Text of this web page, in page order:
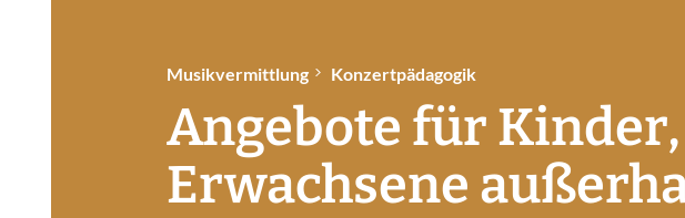
Musikvermittlung Konzertpädagogik
Angebote für
Erwachsene